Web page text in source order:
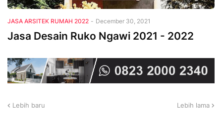
JASA ARSITEK RUMAH 2022 - December 30, 2021
Jasa Desain Ruko Ngawi 2021 - 2022
Lebih baru Lebih lama